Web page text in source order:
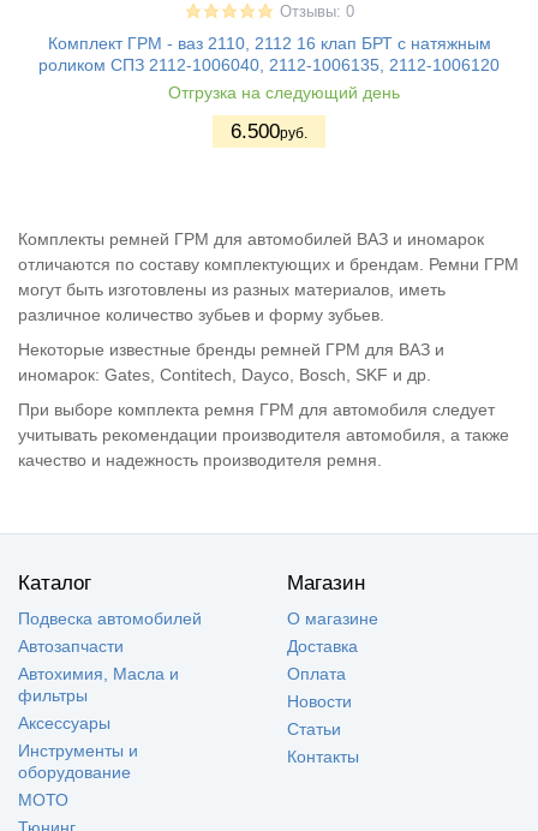
Отзывы: 0
Комплект ГРМ - ваз 2110, 2112 16 клап БРТ с натяжным
роликом СПЗ 2112-1006040, 2112-1006135, 2112-1006120
Отгрузка на следующий день
6.500руб.
Комплекты ремней ГРМ для автомобилей ВАЗ и иномарок
отличаются по составу комплектующих и брендам. Ремни ГРМ
могут быть изготовлены из разных материалов, иметь
различное количество зубьев и форму зубьев.
Некоторые известные бренды ремней ГРМ для ВАЗ и
иномарок: Gates, Contitech, Dayco, Bosch, SKF и др.
При выборе комплекта ремня ГРМ для автомобиля следует
учитывать рекомендации производителя автомобиля, а также
качество и надежность производителя ремня.
Каталог
Подвеска автомобилей
Автозапчасти
Автохимия, Масла и
фильтры
Аксессуары
Инструменты и
оборудование
МОТО
Магазин
О магазине
Доставка
Оплата
Новости
Статьи
Контакты